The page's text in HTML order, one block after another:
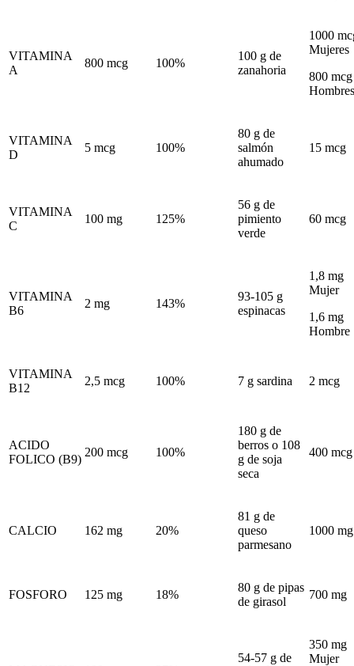
VITAMINA
A
800 mcg 100%
100 g de
zanahoria
1000
Mujeres
800 mcg
Hombres
VITAMINA
D
5 mcg 100%
80 g de
salmón
ahumado
15 mcg
VITAMINA
C
100 mg 125%
56 g de
pimiento
verde
60 mcg
VITAMINA
B6
2 mg 143%
93-105 g
espinacas
1,8 mg
Mujer
1,6 mg
Hombre
VITAMINA
B12
2,5 mcg 100% 7 g sardina 2 mcg
ACIDO
FOLICO (B9)
200 mcg 100%
180 g de
berros o 108
g de soja
seca
400 mcg
CALCIO 162 mg 20%
81 g de
queso
parmesano
1000 mg
FOSFORO 125 mg 18%
80 g de pipas
de girasol
700 mg
54-57 g de
350 mg
Mujer